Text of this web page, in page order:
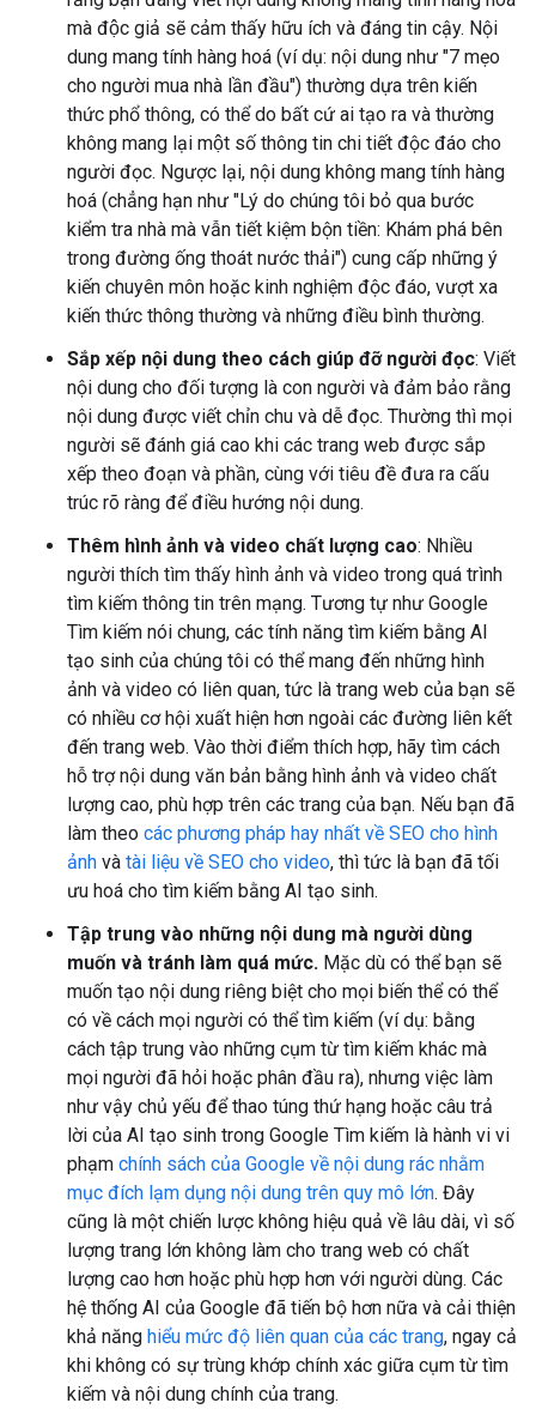
mà độc giả sẽ cảm thấy hữu ích và đáng tin cậy. Nội
dung mang tính hàng hoá (ví dụ: nội dung như "7 mẹo
cho người mua nhà lần đầu") thường dựa trên kiến
thức phổ thông, có thể do bất cứ ai tạo ra và thường
không mang lại một số thông tin chi tiết độc đáo cho
người đọc. Ngược lại, nội dung không mang tính hàng
hoá (chẳng hạn như "Lý do chúng tôi bỏ qua bước
kiểm tra nhà mà vẫn tiết kiệm bộn tiền: Khám phá bên
trong đường ống thoát nước thải") cung cấp những ý
kiến chuyên môn hoặc kinh nghiệm độc đáo, vượt xa
kiến thức thông thường và những điều bình thường.
Sắp xếp nội dung theo cách giúp đỡ người đọc: Viết
nội dung cho đối tượng là con người và đảm bảo rằng
nội dung được viết chỉn chu và dễ đọc. Thường thì mọi
người sẽ đánh giá cao khi các trang web được sắp
xếp theo đoạn và phần, cùng với tiêu đề đưa ra cấu
trúc rõ ràng để điều hướng nội dung.
Thêm hình ảnh và video chất lượng cao: Nhiều
người thích tìm thấy hình ảnh và video trong quá trình
tìm kiếm thông tin trên mạng. Tương tự như Google
Tìm kiếm nói chung, các tính năng tìm kiếm bằng AI
tạo sinh của chúng tôi có thể mang đến những hình
ảnh và video có liên quan, tức là trang web của bạn sẽ
có nhiều cơ hội xuất hiện hơn ngoài các đường liên kết
đến trang web. Vào thời điểm thích hợp, hãy tìm cách
hỗ trợ nội dung văn bản bằng hình ảnh và video chất
lượng cao, phù hợp trên các trang của bạn. Nếu bạn đã
làm theo các phương pháp hay nhất về SEO cho hình
ảnh và tài liệu về SEO cho video, thì tức là bạn đã tối
ưu hoá cho tìm kiếm bằng AI tạo sinh.
Tập trung vào những nội dung mà người dùng
muốn và tránh làm quá mức. Mặc dù có thể bạn sẽ
muốn tạo nội dung riêng biệt cho mọi biến thể có thể
có về cách mọi người có thể tìm kiếm (ví dụ: bằng
cách tập trung vào những cụm từ tìm kiếm khác mà
mọi người đã hỏi hoặc phân đầu ra), nhưng việc làm
như vậy chủ yếu để thao túng thứ hạng hoặc câu trả
lời của AI tạo sinh trong Google Tìm kiếm là hành vi vi
phạm chính sách của Google về nội dung rác nhằm
mục đích lạm dụng nội dung trên quy mô lớn. Đây
cũng là một chiến lược không hiệu quả về lâu dài, vì số
lượng trang lớn không làm cho trang web có chất
lượng cao hơn hoặc phù hợp hơn với người dùng. Các
hệ thống AI của Google đã tiến bộ hơn nữa và cải thiện
khả năng hiểu mức độ liên quan của các trang, ngay cả
khi không có sự trùng khớp chính xác giữa cụm từ tìm
kiếm và nội dung chính của trang.